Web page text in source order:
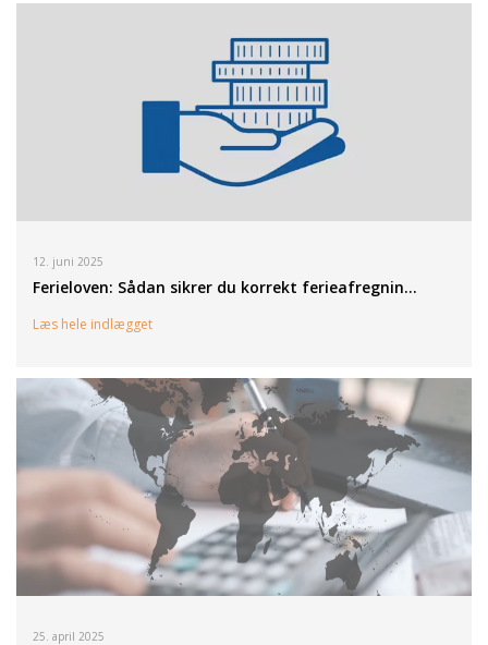
12. juni 2025
Ferieloven: Sådan sikrer du korrekt ferieafregnin…
Læs hele indlægget
25. april 2025